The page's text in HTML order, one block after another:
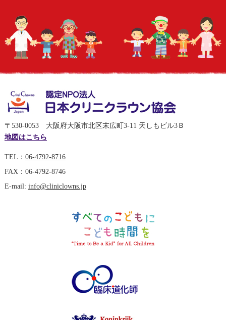
〒530-0053 大阪府大阪市北区末広町3-11 天しもビル3Ｂ
地図はこちら
TEL： 06-4792-8716
FAX：06-4792-8746
E-mail: info@cliniclowns.jp